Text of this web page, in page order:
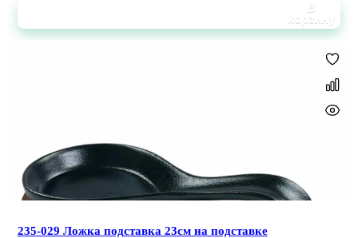
В
корзину
235-029 Ложка подставка 23см на подставке